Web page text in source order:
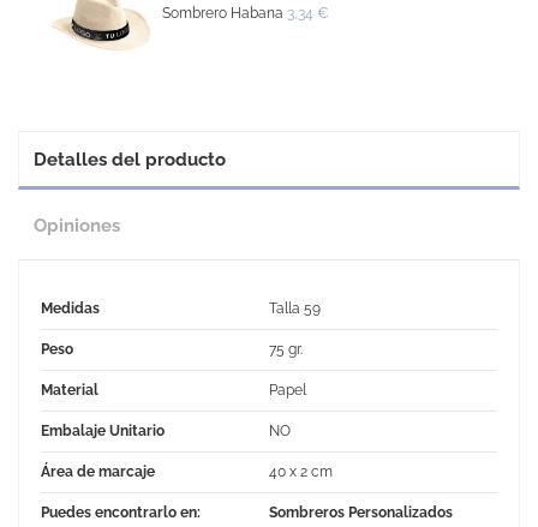
Sombrero Habana 3,34 €
Detalles del producto
Opiniones
Medidas Talla 59
Peso 75 gr.
Material Papel
Embalaje Unitario NO
Área de marcaje 40 x 2 cm
Puedes encontrarlo en: Sombreros Personalizados